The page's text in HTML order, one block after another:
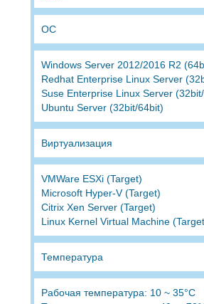
ОС
Windows Server 2012/2016 R2
Redhat Enterprise Linux Server
Suse Enterprise Linux Server
Ubuntu Server (32bit/64bit)
Виртуализация
VMWare ESXi (Target)
Microsoft Hyper-V (Target)
Citrix Xen Server (Target)
Linux Kernel Virtual Machine
Температура
Рабочая температура: 10 ~ 35°С